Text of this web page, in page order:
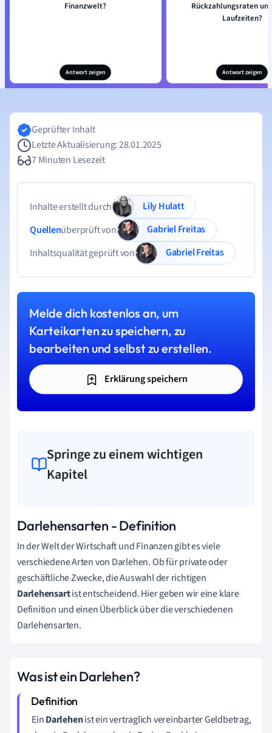
Finanzwelt?
Antwort zeigen
Rückzahlungsraten
Laufzeiten?
Antwort zeigen
Geprüfter Inhalt
Letzte Aktualisierung: 28.01.2025
7 Minuten Lesezeit
Inhalte erstellt durch
Lily Hulatt
Quellenüberprüft von
Gabriel Freitas
Inhaltsqualität geprüft von
Gabriel Freitas
Melde dich kostenlos an, um
Karteikarten zu speichern, zu
bearbeiten und selbst zu erstellen.
Erklärung speichern
Springe zu einem wichtigen
Kapitel
Darlehensarten - Definition
In der Welt der Wirtschaft und Finanzen gibt es viele
verschiedene Arten von Darlehen. Ob für private oder
geschäftliche Zwecke, die Auswahl der richtigen
Darlehensartist entscheidend. Hier geben wir eine klare
Definition und einen Überblick über die verschiedenen
Darlehensarten.
Was ist ein Darlehen?
EinDarlehenist ein vertraglich vereinbarter Geldbetrag,